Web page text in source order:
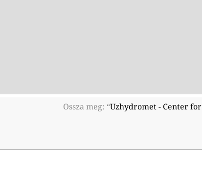
Ossza meg: “Uzhydromet - Center